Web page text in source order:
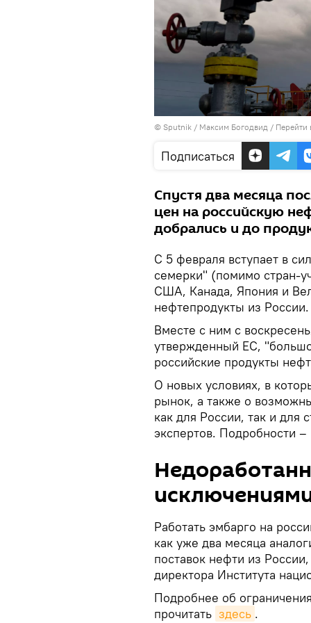
© Sputnik / Максим Богодвид / Перейти
Подписаться
Спустя два месяца
цен на российскую
добрались и до
С 5 февраля вступает в
семерки" (помимо стран-
США, Канада, Япония и
нефтепродукты из России.
Вместе с ним с
утвержденный ЕС,
российские продукты
О новых условиях, в
рынок, а также о
как для России, так и для
экспертов. Подробности
Работать эмбарго на
как уже два месяца
поставок нефти из
директора Института
Подробнее об
прочитать здесь .